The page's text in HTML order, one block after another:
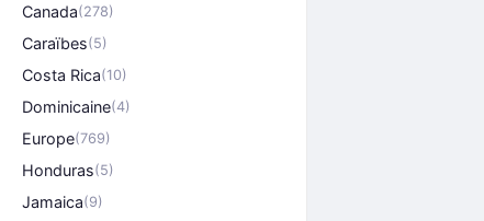
Canada(278)
Caraïbes(5)
Costa Rica(10)
Dominicaine(4)
Europe(769)
Honduras(5)
Jamaica(9)